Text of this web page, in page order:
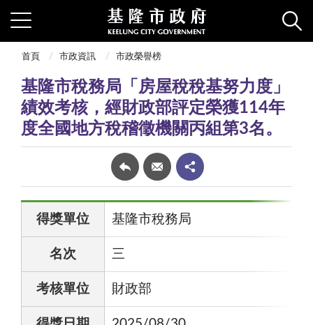
首頁 市政資訊 市政榮譽榜
基隆市稅務局「房屋稅稅基努力度」
績效考核，經財政部評定榮獲114年
度全國地方稅稽徵機關丙組第3名。
得獎單位 基隆市稅務局
名次 三
考核單位 財政部